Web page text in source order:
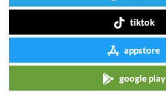
tiktok
appstore
google play